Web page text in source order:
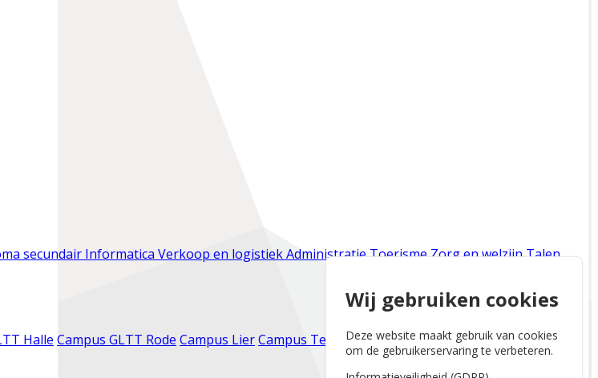
secundair Informatica Verkoop en logistiekAdministratieToerismeZorg en welzijnTalen
Halle Campus GLTT Rode Campus LierCampus TervurenCampus ZaventemCampus
Wij gebruiken cookies
Deze website maakt gebruik van cookies
om de gebruikerservaring te verbeteren.